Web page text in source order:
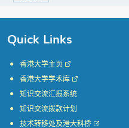
Quick Links
香港大学主页
香港大学学术库
知识交流汇报系统
知识交流拨款计划
技术转移处及港大科桥